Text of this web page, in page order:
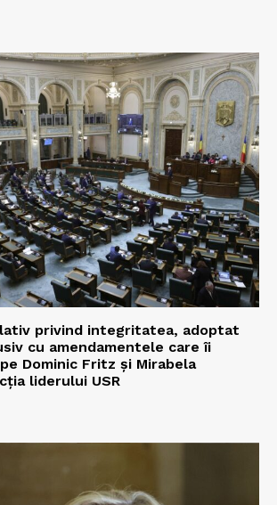
privind integritatea, adoptat
cu amendamentele care îi
Dominic Fritz și Mirabela
liderului USR